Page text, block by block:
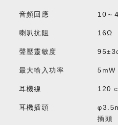
音頻回應 10～
喇叭抗阻 16Ω
聲壓靈敏度
最大輸入功率 5mW
耳機線 120
耳機插頭
插頭